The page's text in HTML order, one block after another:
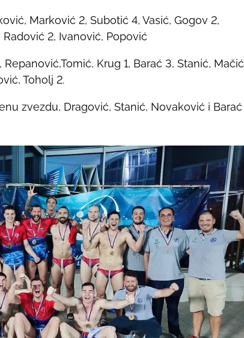
Marković 2, Subotić 4, Vasić, Gogov 2,
2, Ivanović, Popović
Krug 1, Barać 3, Stanić, Mačić
Toholj 2.
zvezdu, Dragović, Stanić, Novaković i Barać